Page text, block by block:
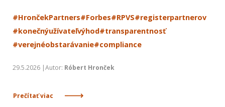
#HrončekPartners#Forbes#RPVS#registerpartnerov
#konečnýužívateľvýhod#transparentnosť
#verejnéobstarávanie#compliance
29.5.2026 |Autor: Róbert Hronček
Prečítať viac